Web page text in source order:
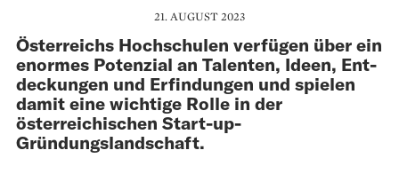
21. AUGUST 2023
Österreichs Hochschulen verfügen über ein
enormes Potenzial an Talenten, Ideen, Ent­
deckungen und Erfindungen und spielen
damit eine wichtige Rolle in der
österreichischen Start-up-
Gründungslandschaft.